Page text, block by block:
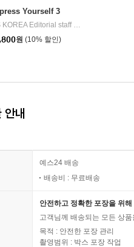
Yourself 3
LIS KOREA Editorial staff 저
원 (10% 할인)
안내
예스24 배송
배송비 : 무료배송
안전하고 정확한 포장을 위
고객님께 배송되는 모든 상
목적 : 안전한 포장 관리
촬영범위 : 박스 포장 작업